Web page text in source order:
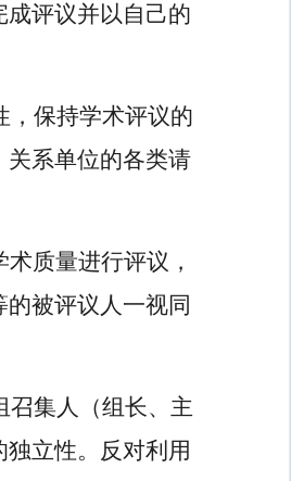
评议并以自己的
，保持学术评议的
关系单位的各类请
质量进行评议，
被评议人一视同
召集人（组长、主
立性。反对利用